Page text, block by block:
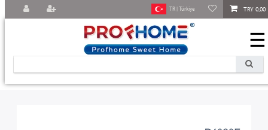
TRY 0,00
TR | Türkiye
☰